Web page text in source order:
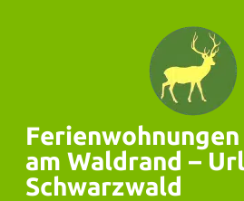
am Waldrand –
Schwarzwald